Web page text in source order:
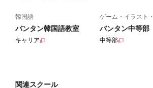
韓国語
バンタン韓国語教室
キャリア
ゲーム・イラスト
バンタン中等部
中等部
関連スクール